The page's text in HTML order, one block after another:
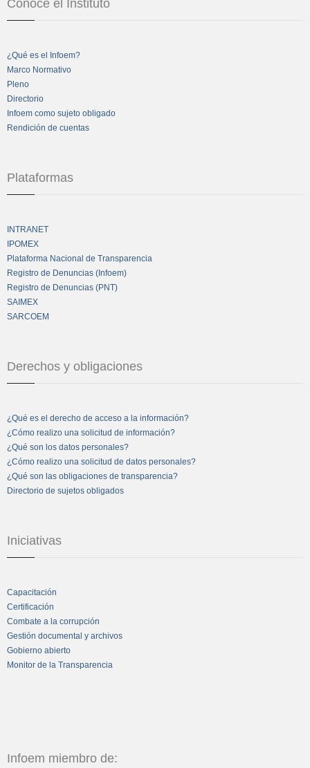
Conoce el Instituto
¿Qué es el Infoem?
Marco Normativo
Pleno
Directorio
Infoem como sujeto obligado
Rendición de cuentas
Plataformas
INTRANET
IPOMEX
Plataforma Nacional de Transparencia
Registro de Denuncias (Infoem)
Registro de Denuncias (PNT)
SAIMEX
SARCOEM
Derechos y obligaciones
¿Qué es el derecho de acceso a la información?
¿Cómo realizo una solicitud de información?
¿Qué son los datos personales?
¿Cómo realizo una solicitud de datos personales?
¿Qué son las obligaciones de transparencia?
Directorio de sujetos obligados
Iniciativas
Capacitación
Certificación
Combate a la corrupción
Gestión documental y archivos
Gobierno abierto
Monitor de la Transparencia
Infoem miembro de: